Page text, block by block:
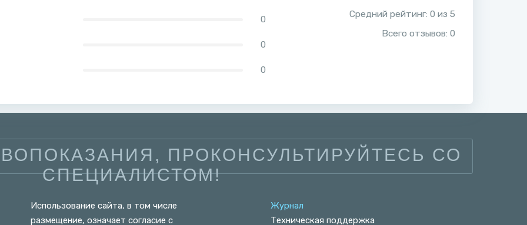
0
0
0
Средний рейтинг: 0 из 5
Всего отзывов: 0
ПРОКОНСУЛЬТИРУЙТЕСЬ СО
СПЕЦИАЛИСТОМ!
Использование сайта, в том числе
размещение, означает согласие с
Журнал
Техническая поддержка